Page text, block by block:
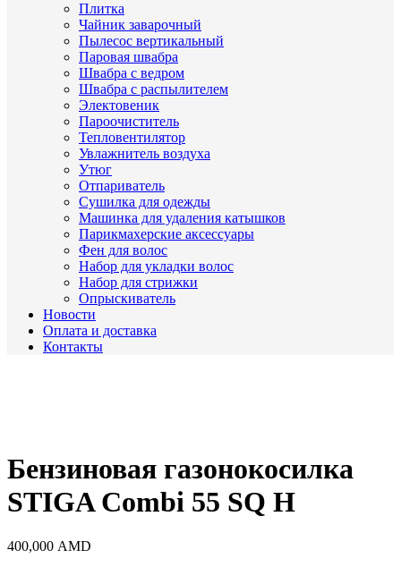
Плитка
Чайник заварочный
Пылесос вертикальный
Паровая швабра
Швабра с ведром
Швабра с распылителем
Электовеник
Пароочиститель
Тепловентилятор
Увлажнитель воздуха
Утюг
Отпариватель
Сушилка для одежды
Машинка для удаления катышков
Парикмахерские аксессуары
Фен для волос
Набор для укладки волос
Набор для стрижки
Опрыскиватель
Новости
Оплата и доставка
Контакты
Бензиновая газонокосилка
STIGA Combi 55 SQ H
400,000 AMD